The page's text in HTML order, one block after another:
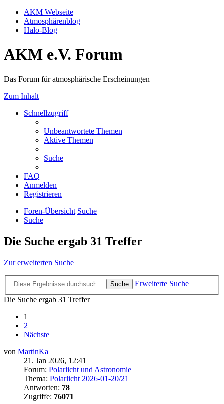
AKM Webseite
Atmosphärenblog
Halo-Blog
AKM e.V. Forum
Das Forum für atmosphärische Erscheinungen
Zum Inhalt
Schnellzugriff
Unbeantwortete Themen
Aktive Themen
Suche
FAQ
Anmelden
Registrieren
Foren-Übersicht Suche
Suche
Die Suche ergab 31 Treffer
Zur erweiterten Suche
Suche
Erweiterte Suche
Die Suche ergab 31 Treffer
1
2
Nächste
von MartinKa
21. Jan 2026, 12:41
Forum: Polarlicht und Astronomie
Thema: Polarlicht 2026-01-20/21
Antworten: 78
Zugriffe: 76071